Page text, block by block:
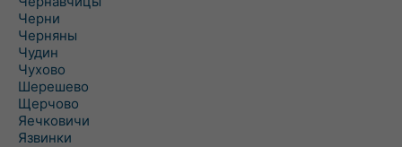
Черни
Черняны
Чудин
Чухово
Шерешево
Щерчово
Яечковичи
Язвинки